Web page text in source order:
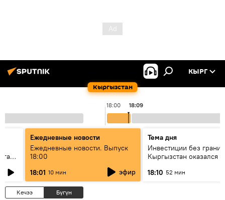
Кыргызстан
КЫРГ
18:00 18:09
Ежедневные новости
Ежедневные новости. Выпуск
18:00
18:01 10 мин эфир
Тема дня
Инвестиции без
Кыргызстан оказался
18:10 52 мин
Кечээ Бүгүн